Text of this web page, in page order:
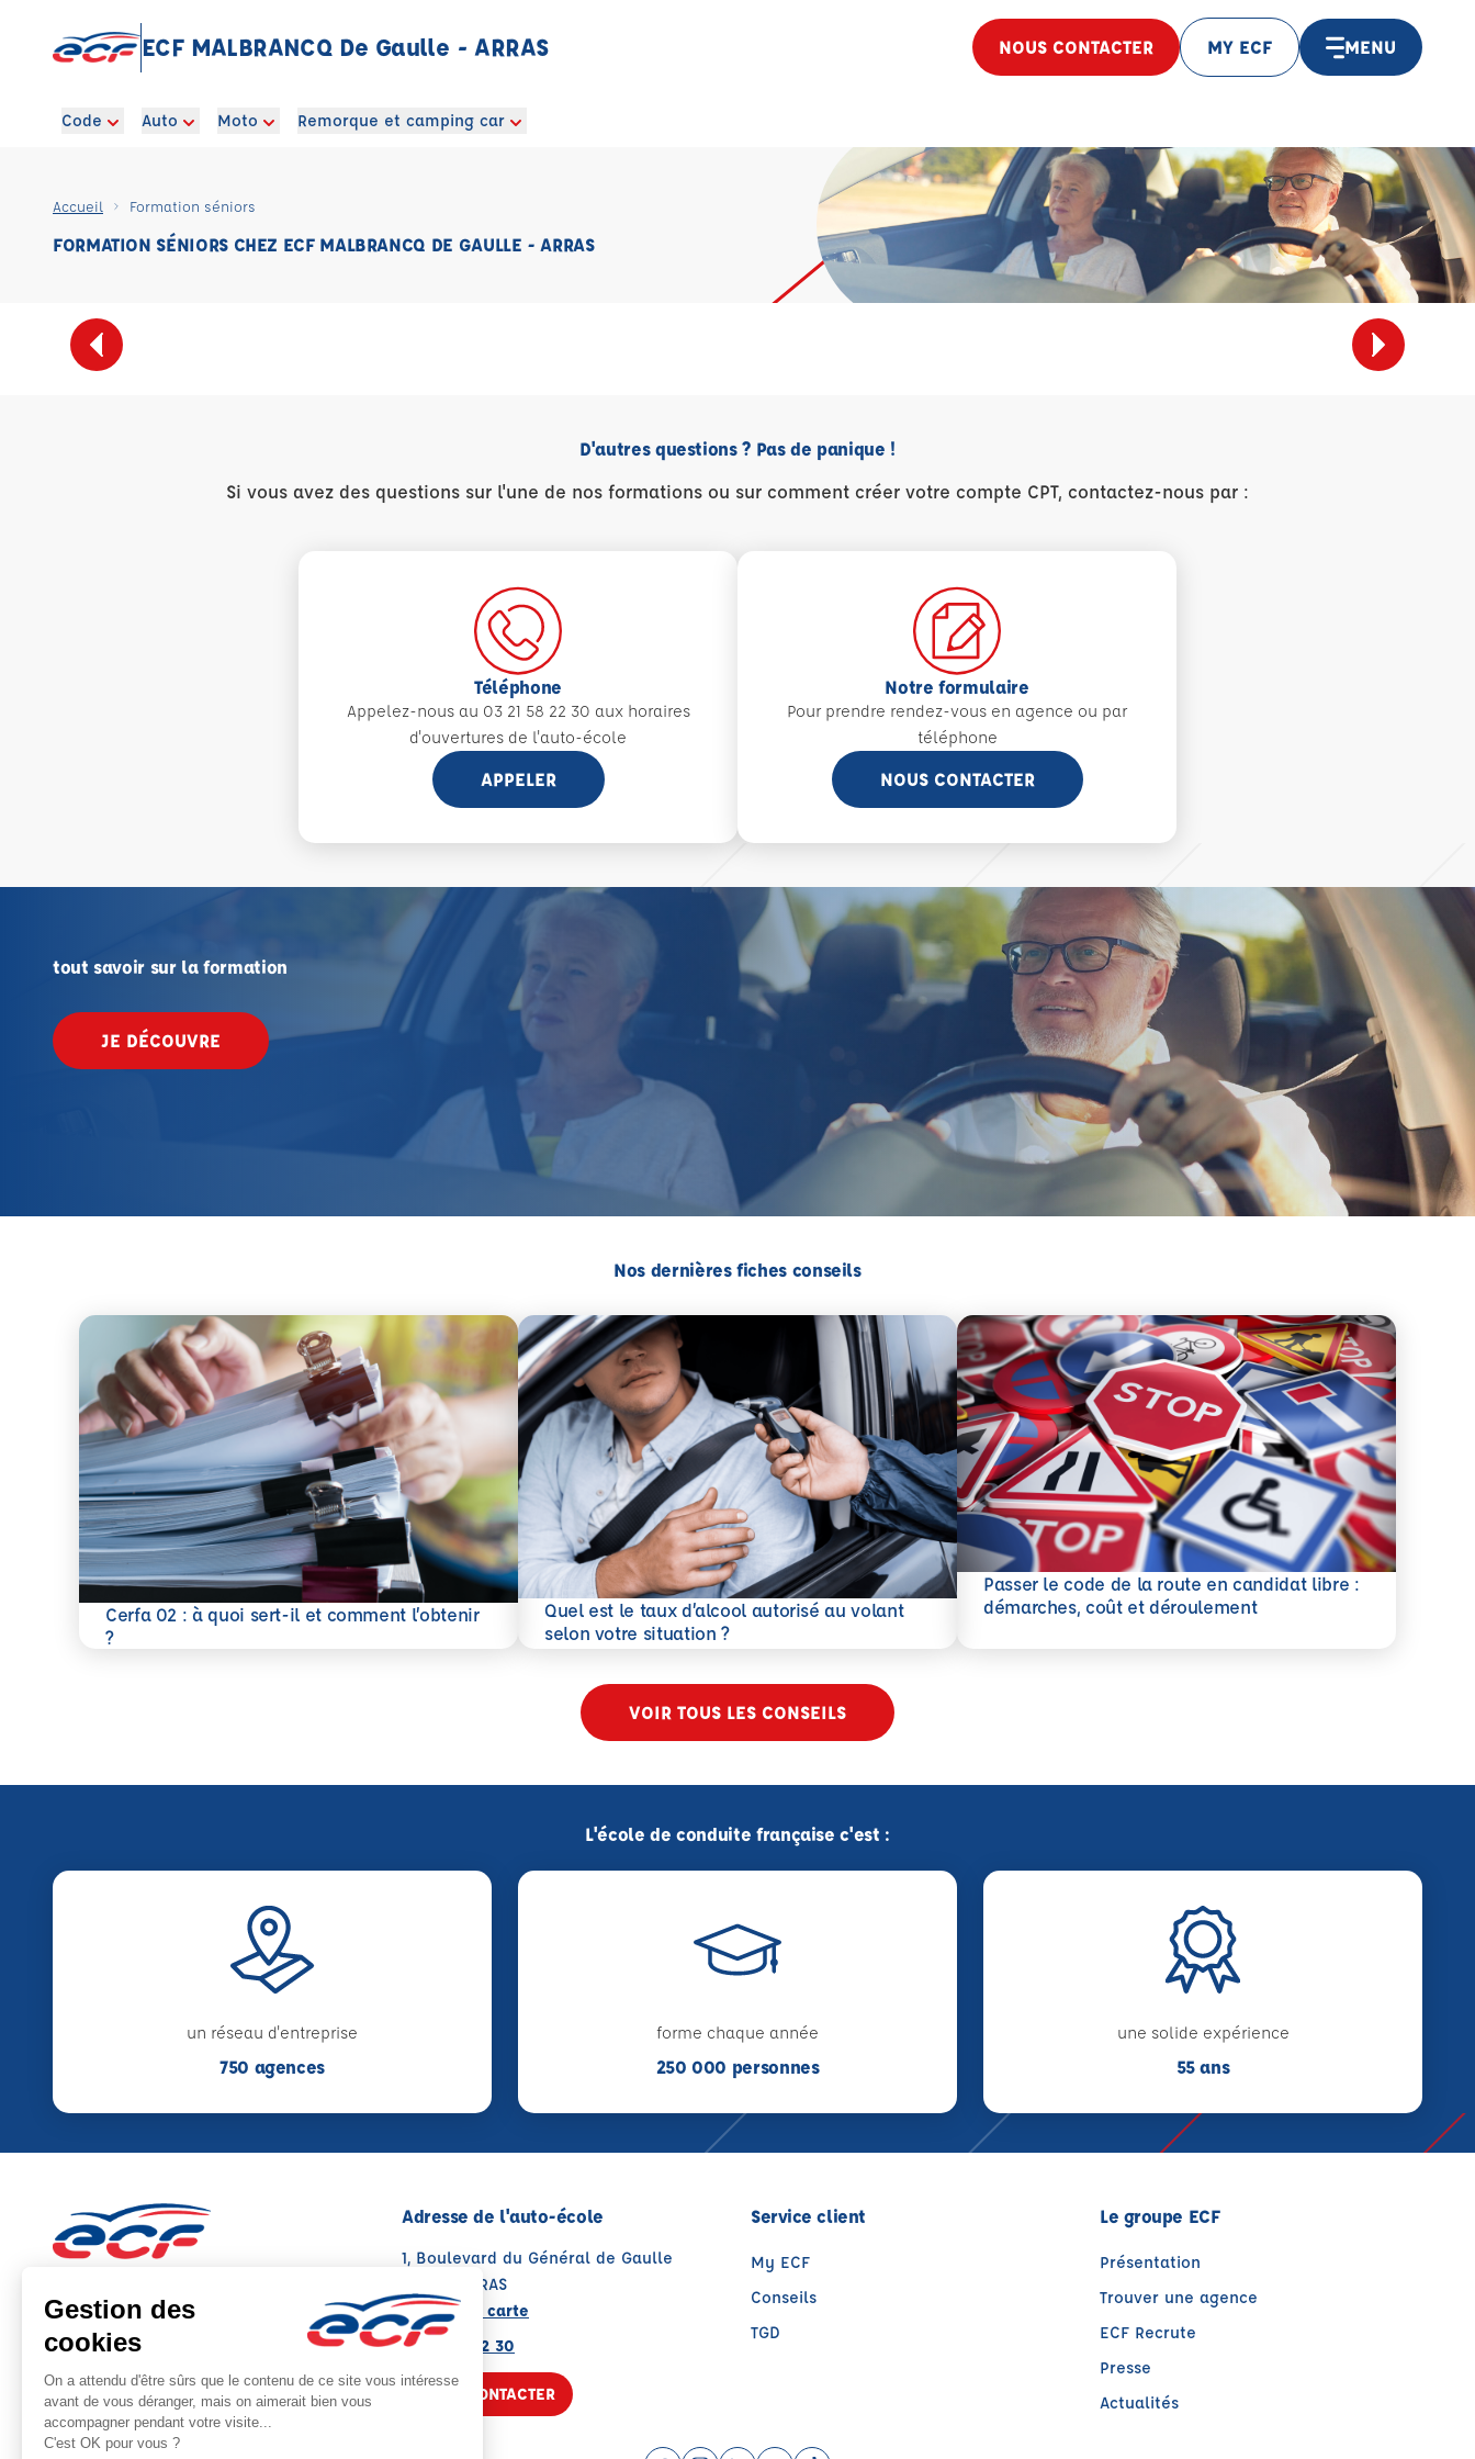
ECF MALBRANCQ De Gaulle - ARRAS NOUS CONTACTER MY ECF MENU
Code Auto Moto Remorque et camping car
Accueil Formation séniors
FORMATION SÉNIORS CHEZ ECF MALBRANCQ DE GAULLE - ARRAS
D'autres questions ? Pas de panique !
Si vous avez des questions sur l'une de nos formations ou sur comment créer votre compte CPT, contactez-nous par :
Téléphone
Appelez-nous au 03 21 58 22 30 aux horaires
d'ouvertures de l'auto-école
APPELER
Notre formulaire
Pour prendre rendez-vous en agence ou par
téléphone
NOUS CONTACTER
tout savoir sur la formation
JE DÉCOUVRE
Nos dernières fiches conseils
Cerfa 02 : à quoi sert-il et comment l’obtenir
?
En savoir plus
Quel est le taux d’alcool autorisé au volant
selon votre situation ?
En savoir plus
Passer le code de la route en candidat libre :
démarches, coût et déroulement
En savoir plus
VOIR TOUS LES CONSEILS
L'école de conduite française c'est :
un réseau d'entreprise
750 agences
forme chaque année
250 000 personnes
une solide expérience
55 ans
Note : 4.8/5
Moyenne calculée sur 163 avis
Adresse de l'auto-école
1, Boulevard du Général de Gaulle
62000 ARRAS
Voir sur la carte
03 21 58 22 30
NOUS CONTACTER
Service client
My ECF
Conseils
TGD
Le groupe ECF
Présentation
Trouver une agence
ECF Recrute
Presse
Actualités